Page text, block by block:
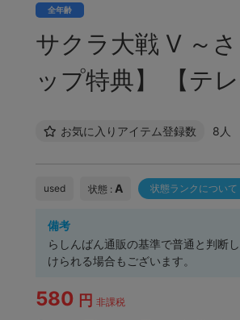
全年齢
サクラ大戦 V ～
ップ特典】 【テ
お気に入りアイテム登録数 8人
used 状態 : A 状態ランクについて
備考
らしんばん通販の基準で普通と判断
けられる場合もございます。
580 円 非課税